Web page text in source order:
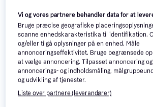
Fractal Design North XL TG
Dark
Full Tower (E-ATX), Midi Tower
(ATX)
1.243 kr.
Eller 3 betalinger af 414 kr.
9+ butikker
Dynamic
Midi Tower
888 kr.
Eller 3
7 butikker
Trender
Vi og vores partnere behandler data for at
Bruge præcise geografiske
scanne enhedskarakteristika til identifikation.
og/eller tilgå oplysninger på en enhed. Måle
annonceringseffektivitet. Bruge begrænsede
at vælge annoncering. Tilpasset annoncering
annoncerings- og indholdsmåling,
og udvikling af tjenester.
Liste over partnere (leverandører)